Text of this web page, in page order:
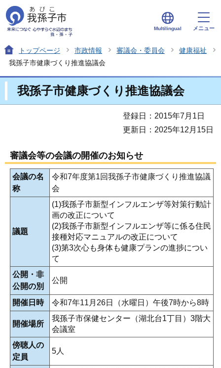
Multilingual メニュー
トップページ 市政情報 審議会・委員会
健康福祉
我孫子市健康づくり推進協議会
我孫子市健康づくり推進協議会
登録日：2015年7月1日
更新日：2025年12月15日
審議会等の会議の開催のお知らせ
会議の名
称
令和7年度第1回我孫子市健康づくり推進協議
会
議題
(1)我孫子市新型インフルエンザ等対策行動計
画の改正について
(2)我孫子市新型インフルエンザ等に係る住民
接種対応マニュアルの改正について
(3)第3次心も身体も健康プランの進捗につい
て
公開・非
公開の別
公開
開催日時 令和7年11月26日（水曜日）午後7時から8時
開催場所
我孫子市保健センター（湖北台1丁目）3階大
会議室
傍聴人の
定員
5人